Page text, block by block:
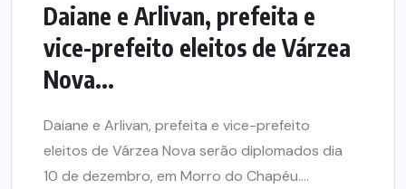
Daiane e Arlivan, prefeita e
vice-prefeito eleitos de Várzea
Nova...
Daiane e Arlivan, prefeita e vice-prefeito
eleitos de Várzea Nova serão diplomados dia
10 de dezembro, em Morro do Chapéu....